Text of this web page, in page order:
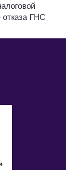
отказа ГНС